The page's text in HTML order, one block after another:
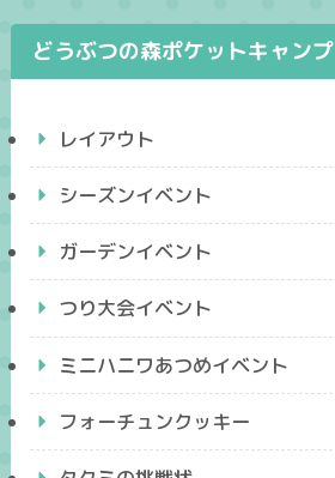
どうぶつの森ポケットキャンプ
レイアウト
シーズンイベント
ガーデンイベント
つり大会イベント
ミニハニワあつめイベント
フォーチュンクッキー